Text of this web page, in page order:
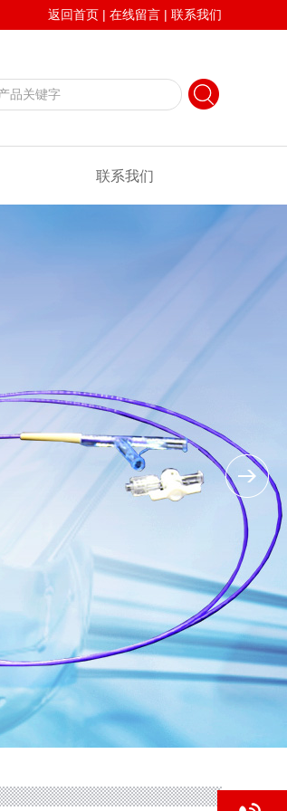
返回首页 | 在线留言 | 联系我们
联系我们